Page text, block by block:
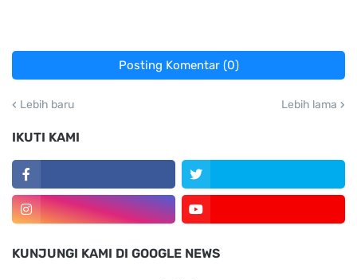
Posting Komentar (0)
Lebih baru Lebih lama
IKUTI KAMI
KUNJUNGI KAMI DI GOOGLE NEWS